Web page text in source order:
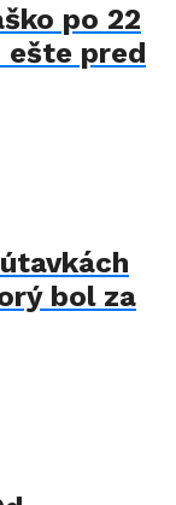
po 22
ešte pred
bol za